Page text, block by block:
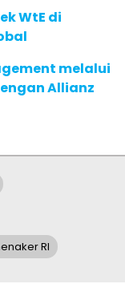
WtE di
melalui
Allianz
RI